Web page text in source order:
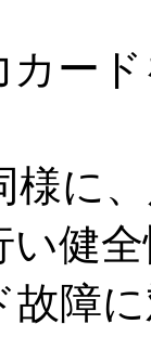
カー
様に
い健
故障